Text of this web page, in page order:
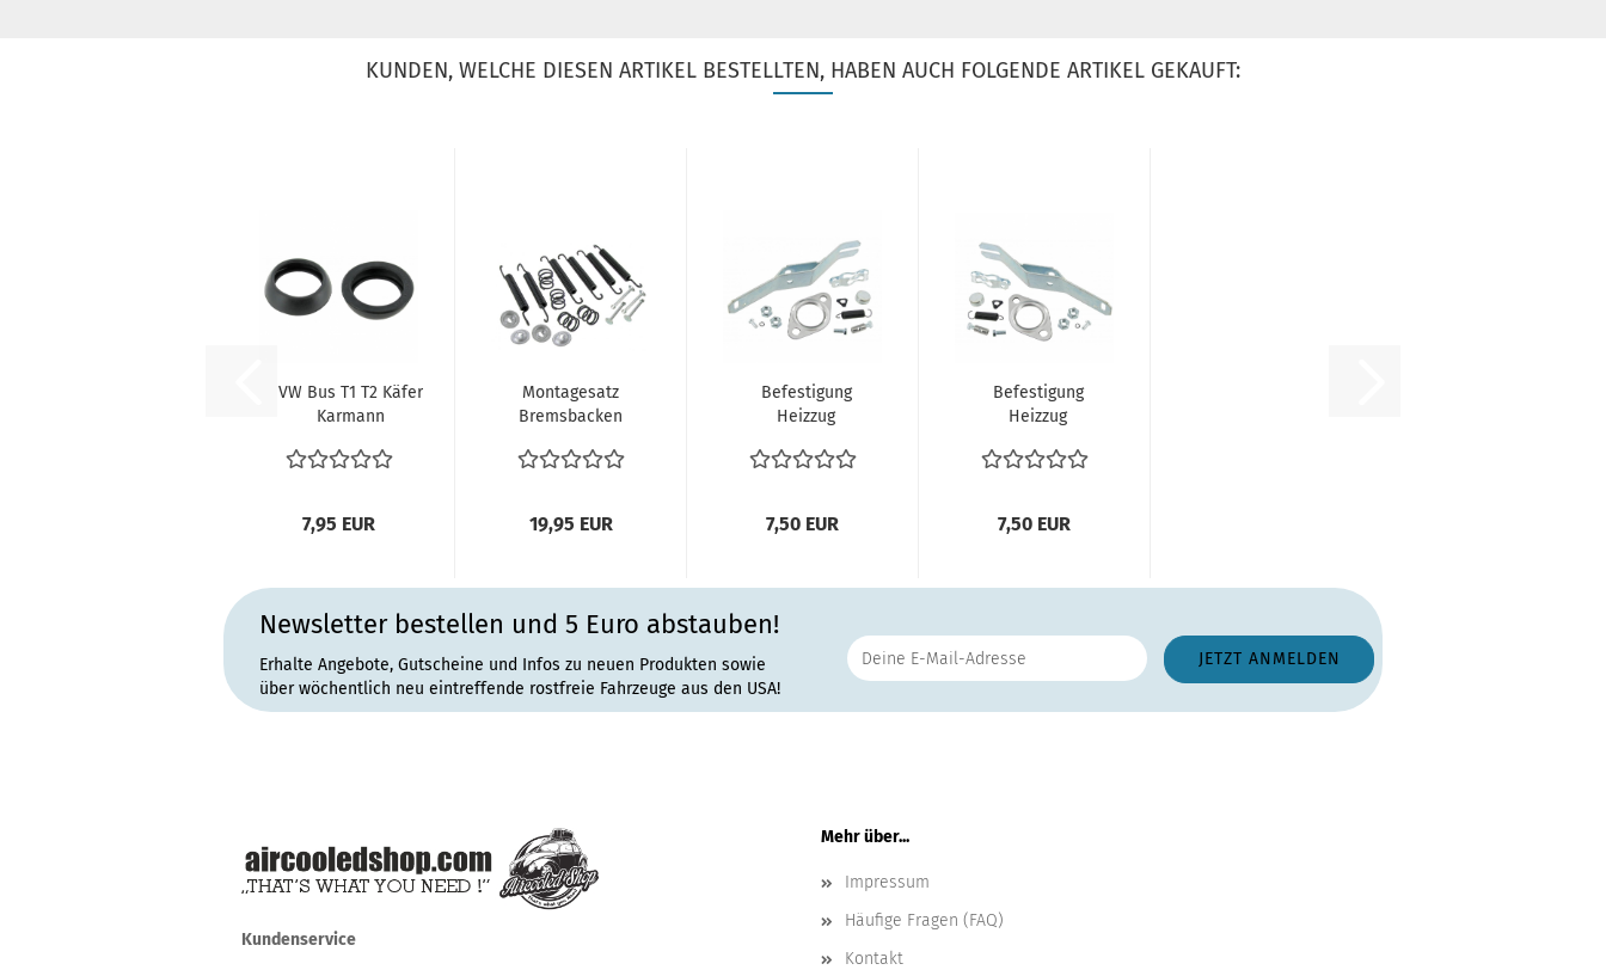
KUNDEN, WELCHE DIESEN ARTIKEL BESTELLTEN, HABEN AUCH FOLGENDE ARTIKEL GEKAUFT:
VW Bus T1 T2 Käfer
Karmann
zwischen...
7,95 EUR
Montagesatz
Bremsbacken
hinten VW
19,95 EUR
Befestigung
Heizzug
rechts
7,50 EUR
Befestigung
Heizzug
links
7,50 EUR
Newsletter bestellen und 5 Euro abstauben!
Erhalte Angebote, Gutscheine und Infos zu neuen Produkten sowie
über wöchentlich neu eintreffende rostfreie Fahrzeuge aus den USA!
Kundenservice
Mehr über...
Impressum
Häufige Fragen (FAQ)
Kontakt